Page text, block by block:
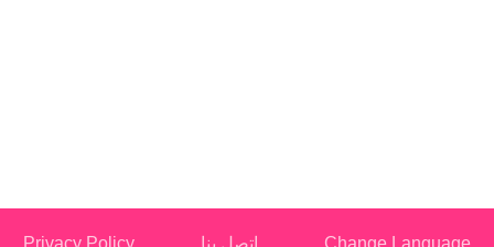
Change Language اتصل بنا Privacy Policy